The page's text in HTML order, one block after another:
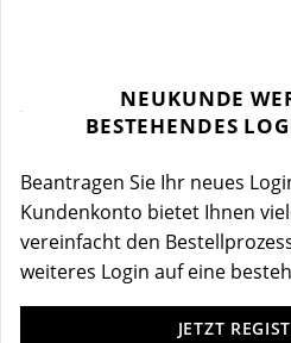
NEUKUNDE
BESTEHENDES
Beantragen Sie Ihr neues
Kundenkonto bietet Ihnen
vereinfacht den
weiteres Login auf eine
JETZT